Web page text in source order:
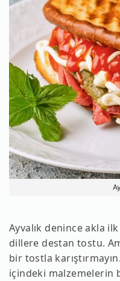
Ayvalık denince akla
dillere destan tostu.
bir tostla
içindeki malzemelerin